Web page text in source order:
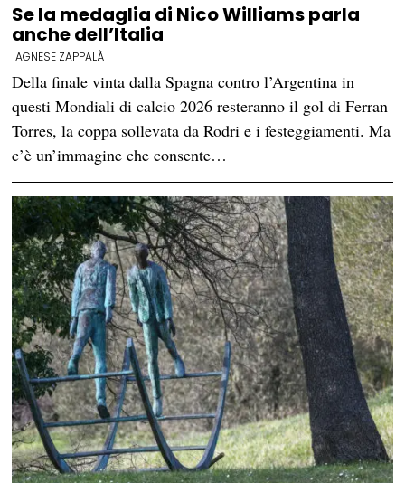
Se la medaglia di Nico Williams parla
anche dell’Italia
AGNESE ZAPPALÀ
Della finale vinta dalla Spagna contro l’Argentina in
questi Mondiali di calcio 2026 resteranno il gol di Ferran
Torres, la coppa sollevata da Rodri e i festeggiamenti. Ma
c’è un’immagine che consente…